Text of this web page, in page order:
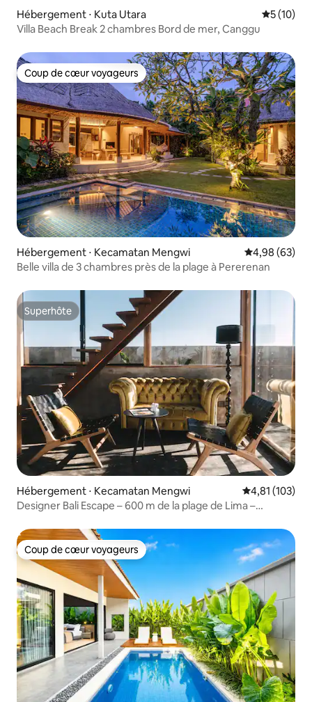
Hébergement ⋅ Kuta Utara
5 (10)
Villa Beach Break 2 chambres Bord de mer, Canggu
Coup de cœur voyageurs
Coup de cœur voyageurs
Hébergement ⋅ Kecamatan Mengwi Évaluation
4,98 (63)
Belle villa de 3 chambres près de la plage à Pererenan
Superhôte
Superhôte
Hébergement ⋅ Kecamatan Mengwi Évaluation
4,81 (103)
Designer Bali Escape – 600 m de la plage de Lima –
Coup de cœur voyageurs
Coup de cœur voyageurs